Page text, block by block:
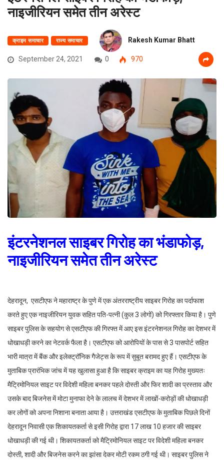
नाइजीरियन समेत तीन अरेस्ट
क्राइम समाचार राज्य समाचार Rakesh Kumar Bhatt
September 24, 2021 0 970
इंटरनेशनल साइबर गिरोह का भंडाफोड़,
नाइजीरियन समेत तीन अरेस्ट
देहरादून, एसटीएफ ने महाराष्ट्र के पुणे में एक अंतरराष्ट्रीय साइबर गिरोह का पर्दाफाश
करते हुए एक नाइजीरियन युवक सहित पति-पत्नी (कुल 3 लोगों) को गिरफ्तार किया है। पुणे
साइबर पुलिस के सहयोग से एसटीएफ की गिरफ्त में आए इस इंटरनेशनल गिरोह का देशभर में
धोखाधड़ी करने का नेटवर्क फैला है। एसटीएफ को आरोपियों के पास से 3 पासपोर्ट सहित
भारी मात्रा में बैंक और इलेक्ट्रॉनिक गैजेट्स के रूप में सुबूत बरामद हुए हैं। एसटीएफ के
मुताबिक प्रारंभिक जांच में यह खुलासा हुआ है कि साइबर क्राइम का यह गिरोह मुख्यतः
मैट्रिमोनियल साइट पर विदेशी महिला बनकर पहले दोस्ती और फिर शादी का प्रस्ताव और
उसके बाद बिजनेस में मोटा मुनाफा देने के लालच में देशभर में लाखों-करोड़ों की धोखाधड़ी
कर लोगों को अपना निशाना बनाता आया है। उत्तराखंड एसटीएफ के मुताबिक पिछले दिनों
देहरादून निवासी एक शिकायतकर्ता से इसी गिरोह द्वारा 17 लाख 10 हजार की साइबर
धोखाधड़ी की गई थी। शिकायतकर्ता को मैट्रिमोनियल साइट पर विदेशी महिला बनकर
दोस्ती, शादी और बिजनेस करने का झांसा देकर मोटी रकम ठगी गई थी। साइबर पुलिस ने